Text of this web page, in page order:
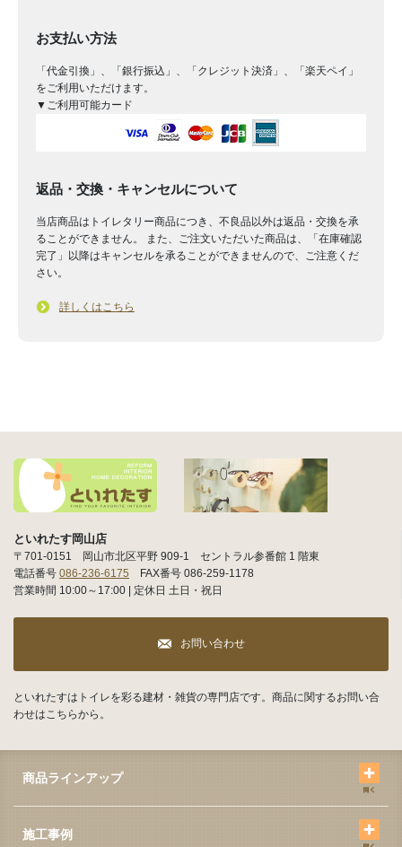
お支払い方法
「代金引換」、「銀行振込」、「クレジット決済」、「楽天ペイ」
をご利用いただけます。
▼ご利用可能カード
返品・交換・キャンセルについて
当店商品はトイレタリー商品につき、不良品以外は返品・交換を承
ることができません。 また、ご注文いただいた商品は、「在庫確認
完了」以降はキャンセルを承ることができませんので、ご注意くだ
さい。
詳しくはこちら
といれたす岡山店
〒701-0151 岡山市北区平野 909-1 セントラル参番館 1 階東
電話番号 086-236-6175 FAX番号 086-259-1178
営業時間 10:00～17:00 | 定休日 土日・祝日
お問い合わせ
といれたすはトイレを彩る建材・雑貨の専門店です。商品に関するお問い合
わせはこちらから。
商品ラインアップ
施工事例